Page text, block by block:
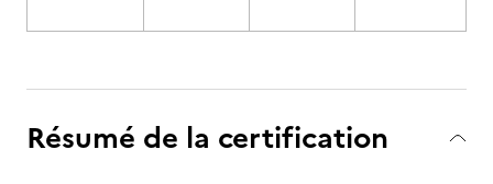
Résumé de la certification